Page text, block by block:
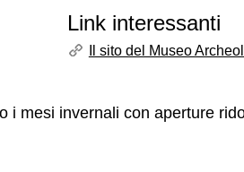
Link interessanti
Il sito del Museo
i mesi invernali con aperture